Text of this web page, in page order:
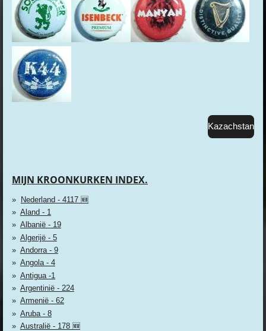
Kazachstan
MIJN KROONKURKEN INDEX.
Nederland - 4117 🆕
Aland - 1
Albanië - 19
Algerijë - 5
Andorra - 9
Angola - 4
Antigua -1
Argentinië - 224
Armenië - 62
Aruba - 8
Australië - 178 🆕